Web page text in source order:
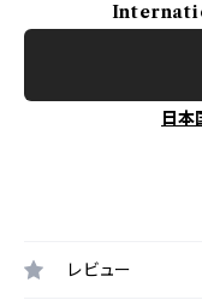
日本
レビュー